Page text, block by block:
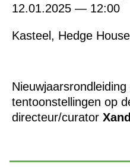
12.01.2025 — 12:00
Kasteel, Hedge
tentoonstellingen op
directeur/curator